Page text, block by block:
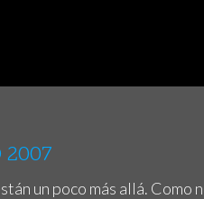
2007
un poco más allá.